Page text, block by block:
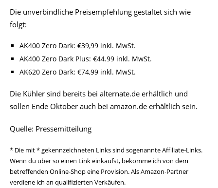
Die unverbindliche Preisempfehlung gestaltet sich wie
folgt:
AK400 Zero Dark: €39,99 inkl. MwSt.
AK400 Zero Dark Plus: €44.99 inkl. MwSt.
AK620 Zero Dark: €74,99 inkl. MwSt.
Die Kühler sind bereits bei alternate.de erhältlich und
sollen Ende Oktober auch bei amazon.de erhältlich sein.
Quelle: Pressemitteilung
* Die mit * gekennzeichneten Links sind sogenannte Affiliate-Links.
Wenn du über so einen Link einkaufst, bekomme ich von dem
betreffenden Online-Shop eine Provision. Als Amazon-Partner
verdiene ich an qualifizierten Verkäufen.